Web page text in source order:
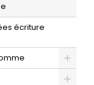
écriture